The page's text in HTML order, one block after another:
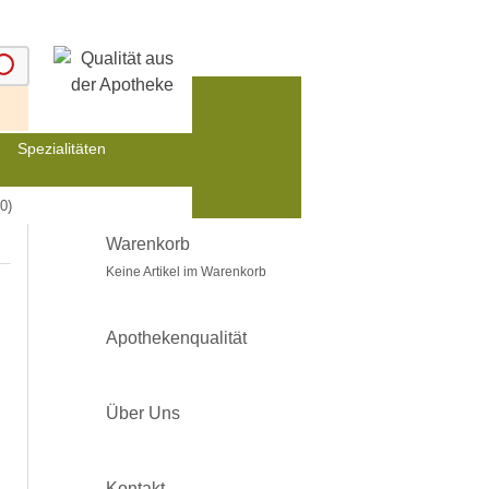
Spezialitäten
Warenkorb
Keine Artikel im Warenkorb
Apothekenqualität
Über Uns